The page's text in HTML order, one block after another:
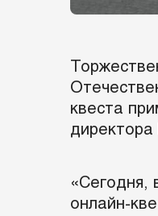
квеста
«Сегодня,
онлайн-